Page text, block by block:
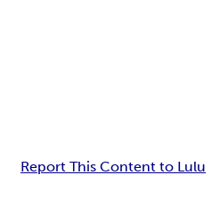
Report This Content to Lulu